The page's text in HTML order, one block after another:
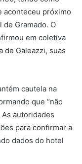
aconteceu próximo
de Gramado. O
em coletiva
de Galeazzi, suas
cautela na
que “não
autoridades
para confirmar a
dados do hotel